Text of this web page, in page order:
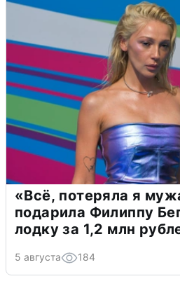
«Всё, потеряла я
подарила Филиппу
лодку за 1,2 млн
5 августа 184